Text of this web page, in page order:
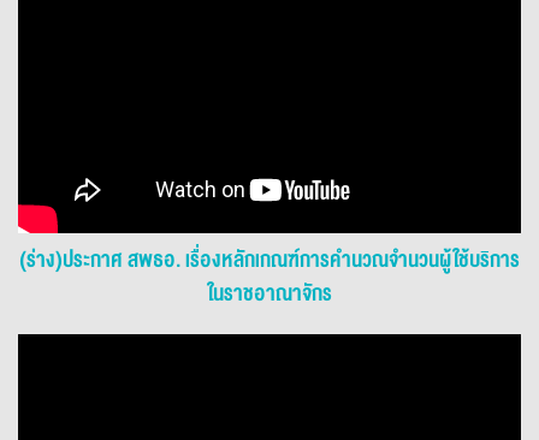
(ร่าง)ประกาศ สพธอ. เรื่องหลักเกณฑ์การคำนวณจำนวนผู้ใช้บริการ
ในราชอาณาจักร